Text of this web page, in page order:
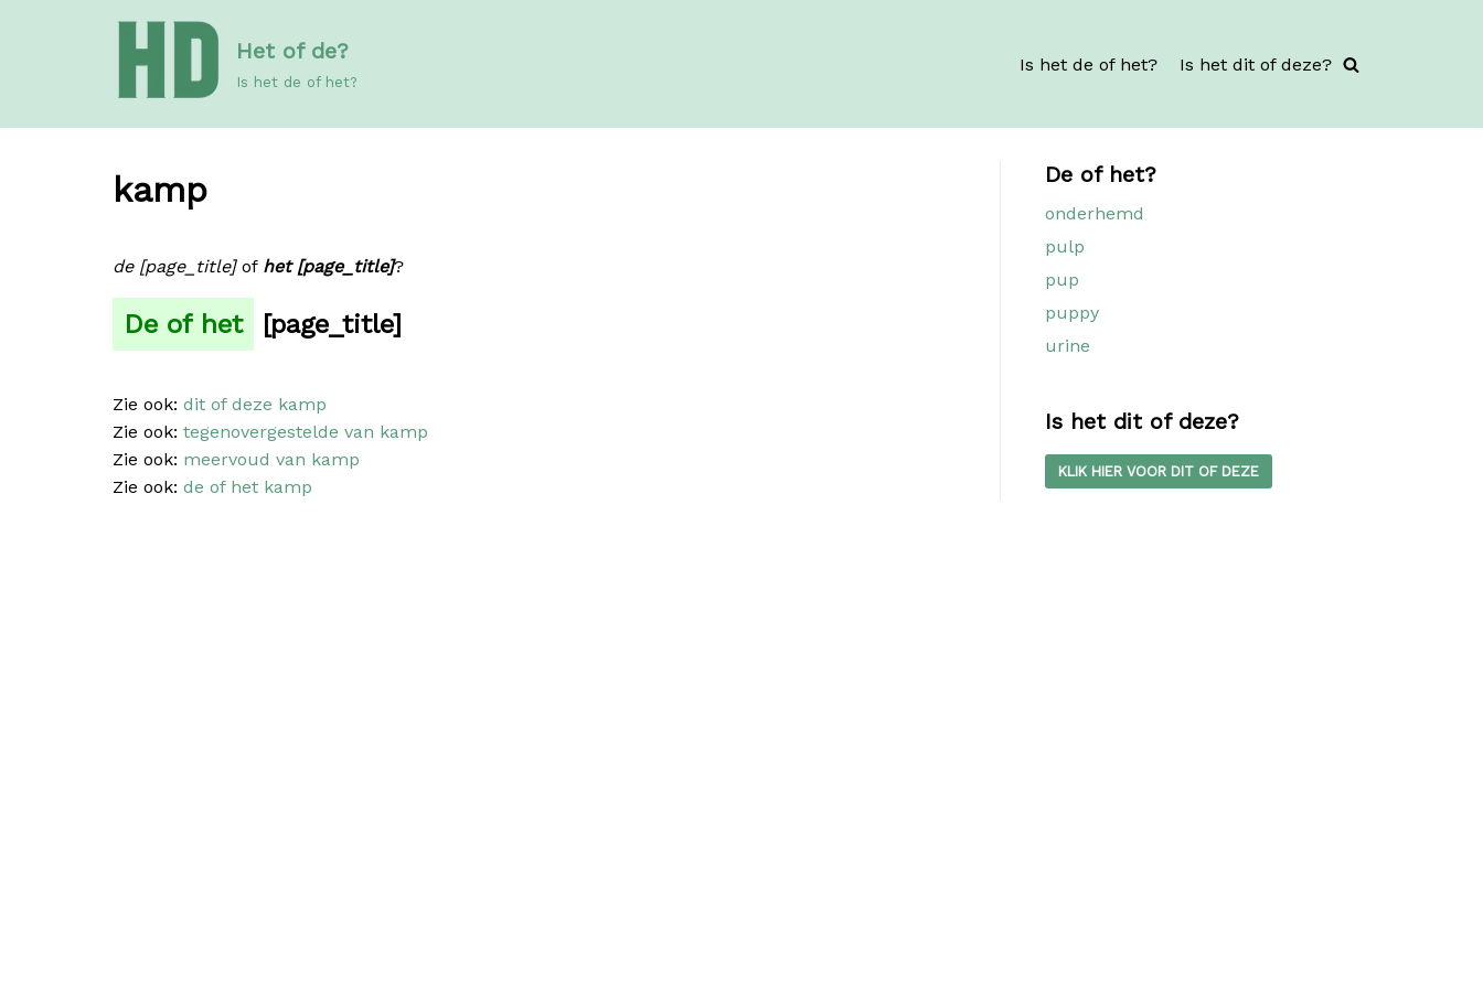
Het of de?
Is het de of het?
Is het de of het? Is het dit of deze?
kamp
de [page_title]of het [page_title]?
De of het [page_title]
Zie ook: dit of deze kamp
Zie ook: tegenovergestelde van kamp
Zie ook: meervoud van kamp
Zie ook: de of het kamp
De of het?
onderhemd
pulp
pup
puppy
urine
Is het dit of deze?
KLIK HIER VOOR DIT OF DEZE